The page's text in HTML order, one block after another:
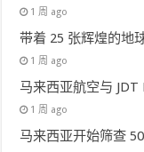
1 周 ago
带着 25 张辉煌的地
1 周 ago
马来西亚航空与 JDT
1 周 ago
马来西亚开始筛查